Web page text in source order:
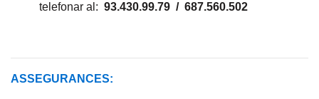
telefonar al: 93.430.99.79 / 687.560.502
ASSEGURANCES: